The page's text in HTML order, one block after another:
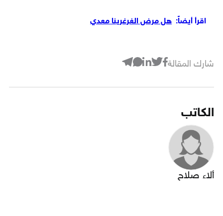
اقرأ أيضاً: هل مرض الغرغرينا معدي
شارك المقالة
الكاتب
ألاء صلاح